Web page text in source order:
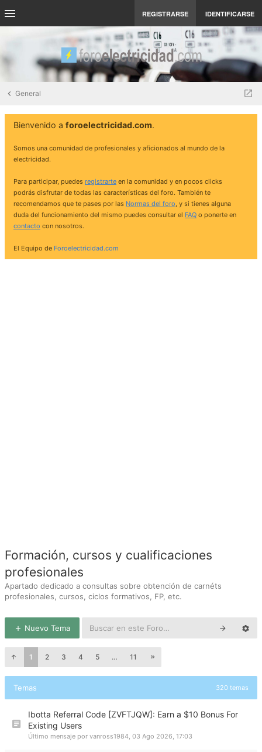
REGISTRARSE IDENTIFICARSE
General
Bienvenido a foroelectricidad.com.
Somos una comunidad de profesionales y aficionados al mundo de la
electricidad.
Para participar, puedes registrarte en la comunidad y en pocos clicks
podrás disfrutar de todas las características del foro. También te
recomendamos que te pases por las Normas del foro, y si tienes alguna
duda del funcionamiento del mismo puedes consultar el FAQ o ponerte en
contacto con nosotros.
El Equipo de Foroelectricidad.com
Formación, cursos y cualificaciones
profesionales
Apartado dedicado a consultas sobre obtención de carnéts
profesionales, cursos, ciclos formativos, FP, etc.
Nuevo Tema
1 2 3 4 5 … 11
Temas 320 temas
Ibotta Referral Code [ZVFTJQW]: Earn a $10 Bonus For
Existing Users
Último mensaje por vanross1984, 03 Ago 2026, 17:03